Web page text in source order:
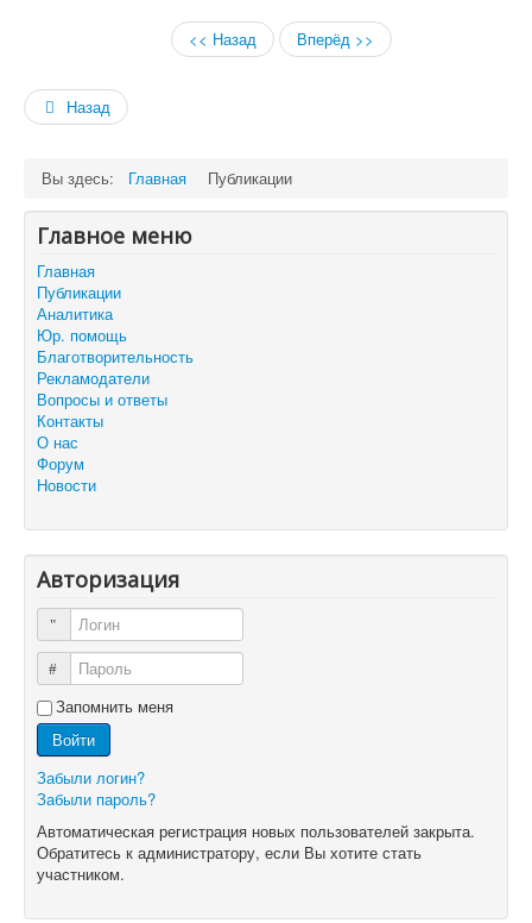
<< Назад Вперёд >>
Назад
Вы здесь: Главная Публикации
Главное меню
Главная
Публикации
Аналитика
Юр. помощь
Благотворительность
Рекламодатели
Вопросы и ответы
Контакты
О нас
Форум
Новости
Авторизация
Логин
Пароль
Запомнить меня
Войти
Забыли логин?
Забыли пароль?
Автоматическая регистрация новых пользователей закрыта.
Обратитесь к администратору, если Вы хотите стать
участником.